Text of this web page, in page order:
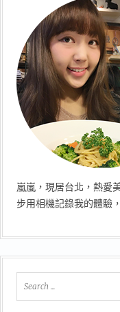
嵐嵐，現居台北，熱愛
步用相機記錄我的體驗